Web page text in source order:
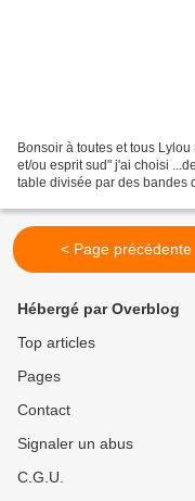
Bonsoir à toutes et tous
et/ou esprit sud" j'ai choisi
table divisée par des bandes
< Page précédente
Hébergé par Overblog
Top articles
Pages
Contact
Signaler un abus
C.G.U.